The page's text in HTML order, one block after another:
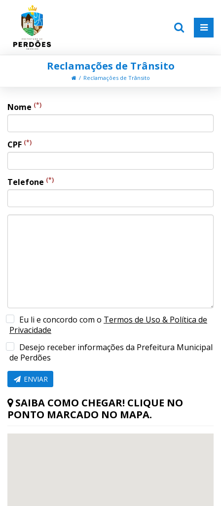
Reclamações de Trânsito
Reclamações de Trânsito
Nome (*)
CPF (*)
Telefone (*)
Eu li e concordo com o Termos de Uso & Política de
Privacidade
Desejo receber informações da Prefeitura Municipal
de Perdões
ENVIAR
SAIBA COMO CHEGAR! CLIQUE NO
PONTO MARCADO NO MAPA.